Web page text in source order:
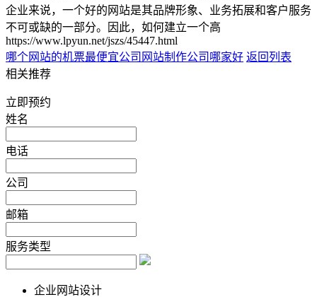
企业来说，一个好的网站是其品牌形象、业务拓展和客户服务
不可或缺的一部分。因此，如何建立一个高
https://www.lpyun.net/jszs/45447.html
哪个网站的机票最便宜公司网站制作公司哪家好 返回列表
相关推荐
立即预约
姓名
电话
公司
邮箱
服务类型
企业网站设计